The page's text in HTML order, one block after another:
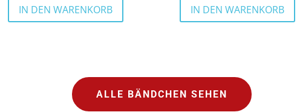
IN DEN WARENKORB IN DEN WARENKORB
ALLE BÄNDCHEN SEHEN